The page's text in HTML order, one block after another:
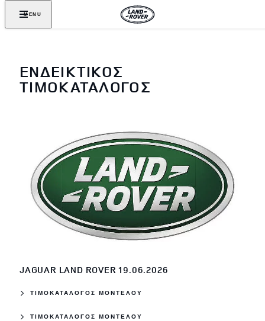
MENU
ΕΝΔΕΙΚΤΙΚΟΣ
ΤΙΜΟΚΑΤΑΛΟΓΟΣ
JAGUAR LAND ROVER 19.06.2026
ΤΙΜΟΚΑΤΑΛΟΓΟΣ ΜΟΝΤΕΛΟΥ
ΤΙΜΟΚΑΤΑΛΟΓΟΣ ΜΟΝΤΕΛΟΥ